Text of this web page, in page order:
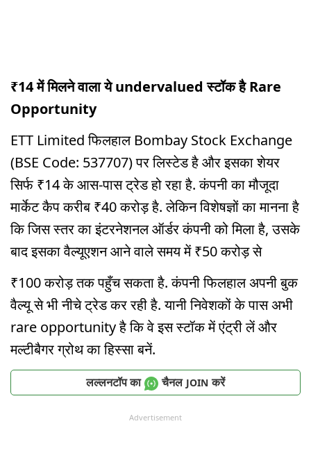
₹14 में मिलने वाला ये undervalued स्टॉक है Rare
Opportunity
ETT Limited फिलहाल Bombay Stock Exchange
(BSE Code: 537707) पर लिस्टेड है और इसका शेयर
सिर्फ ₹14 के आस-पास ट्रेड हो रहा है. कंपनी का मौजूदा
मार्केट कैप करीब ₹40 करोड़ है. लेकिन विशेषज्ञों का मानना है
कि जिस स्तर का इंटरनेशनल ऑर्डर कंपनी को मिला है, उसके
बाद इसका वैल्यूएशन आने वाले समय में ₹50 करोड़ से
₹100 करोड़ तक पहुँच सकता है. कंपनी फिलहाल अपनी बुक
वैल्यू से भी नीचे ट्रेड कर रही है. यानी निवेशकों के पास अभी
rare opportunity है कि वे इस स्टॉक में एंट्री लें और
मल्टीबैगर ग्रोथ का हिस्सा बनें.
लल्लनटॉप का चैनल JOIN करें
Advertisement